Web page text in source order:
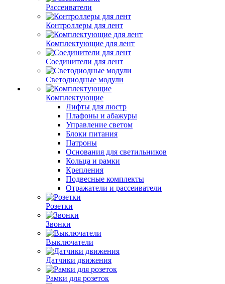
Рассеиватели
Контроллеры для лент
Комплектующие для лент
Соединители для лент
Светодиодные модули
Комплектующие
Лифты для люстр
Плафоны и абажуры
Управление светом
Блоки питания
Патроны
Основания для светильников
Кольца и рамки
Крепления
Подвесные комплекты
Отражатели и рассеиватели
Розетки
Звонки
Выключатели
Датчики движения
Рамки для розеток